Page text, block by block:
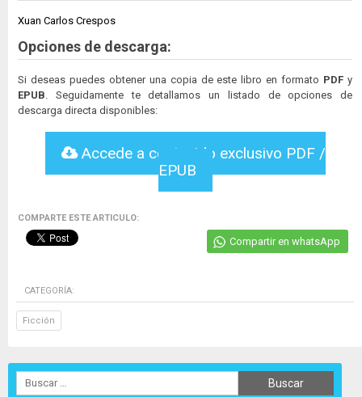
Xuan Carlos Crespos
Opciones de descarga:
Si deseas puedes obtener una copia de este libro en formato PDF y
EPUB . Seguidamente te detallamos un listado de opciones de
descarga directa disponibles:
Accede a contenido exclusivo PDF /
EPUB
COMPARTE ESTE ARTICULO:
Compartir en whatsApp
CATEGORÍA:
Ficción